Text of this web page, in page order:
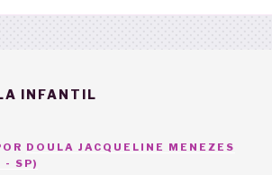
INFANTIL
DOULA JACQUELINE MENEZES
- SP)